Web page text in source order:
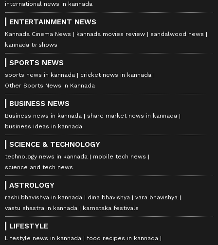
international news in kannada
ENTERTAINMENT NEWS
Kannada Cinema News kannada movies review
sandalwood news
kannada tv shows
SPORTS NEWS
sports news in kannada
cricket news in kannada
Other Sports News in Kannada
BUSINESS NEWS
Business news in kannada
share market news in kannada
business ideas in kannada
SCIENCE & TECHNOLOGY
technology news in kannada
mobile tech news
science and tech news
ASTROLOGY
rashi bhavishya in kannada dina bhavishya
vara bhavishya
vastu shastra in kannada
karnataka festivals
LIFESTYLE
Lifestyle news in kannada
food recipes in kannada